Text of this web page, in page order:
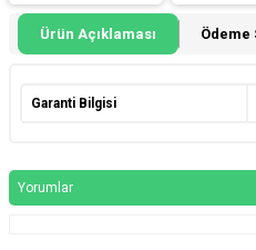
Ürün Açıklaması
Garanti Bilgisi
Yorumlar